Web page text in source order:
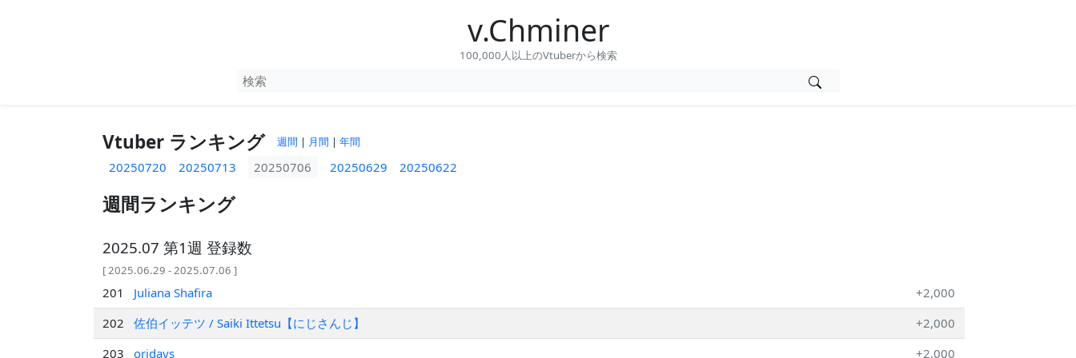
v.Chminer
100,000人以上のVtuberから検索
Vtuber ランキング 週間 | 月間 |年間
20250720 20250713 20250706 20250629 20250622
週間ランキング
2025.07 第1週 登録数
[ 2025.06.29 - 2025.07.06 ]
201 Juliana Shafira
+2,000
202
佐伯イッテツ / Saiki Ittetsu【にじさんじ】
+2,000
203
oridays +2,000